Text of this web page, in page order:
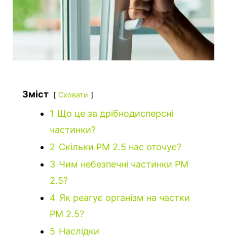
Зміст Сховати
1 Що це за дрібнодисперсні
частинки?
2 Скільки РМ 2.5 нас оточує?
3 Чим небезпечні частинки РМ
2.5?
4 Як реагує організм на частки
РМ 2.5?
5 Наслідки